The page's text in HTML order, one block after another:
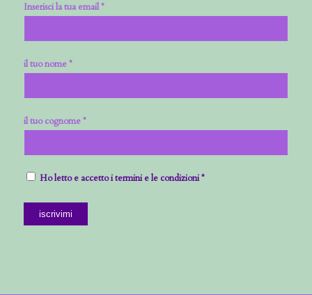
Inserisci la tua email *
il tuo nome *
il tuo cognome *
Ho letto e accetto i termini e le condizioni *